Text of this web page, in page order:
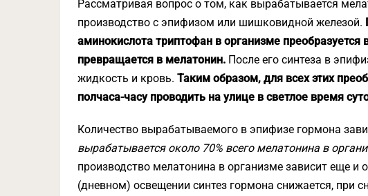
Рассматривая вопрос о том, как вырабатывается
производство с эпифизом или шишковидной железой.
аминокислота триптофан в организме
превращается в мелатонин. После его синтеза в
жидкость и кровь. Таким образом, для всех этих
полчаса-часу проводить на улице в светлое время
Количество вырабатываемого в эпифизе гормона
вырабатывается около 70% всего мелатонина в
производство мелатонина в организме зависит еще и
(дневном) освещении синтез гормона снижается, при